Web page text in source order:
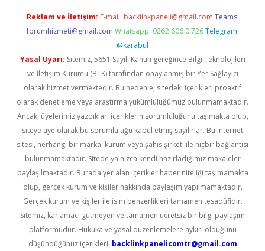
Reklam ve İletişim: E-mail: backlinkpaneli@gmail.com Teams:
forumhizmeti@gmail.com Whatsapp: 0262 606 0 726 Telegram:
@karabul
Yasal Uyarı: Sitemiz, 5651 Sayılı Kanun gereğince Bilgi Teknolojileri
ve İletişim Kurumu (BTK) tarafından onaylanmış bir Yer Sağlayıcı
olarak hizmet vermektedir. Bu nedenle, sitedeki içerikleri proaktif
olarak denetleme veya araştırma yükümlülüğümüz bulunmamaktadır.
Ancak, üyelerimiz yazdıkları içeriklerin sorumluluğunu taşımakta olup,
siteye üye olarak bu sorumluluğu kabul etmiş sayılırlar. Bu internet
sitesi, herhangi bir marka, kurum veya şahıs şirketi ile hiçbir bağlantısı
bulunmamaktadır. Sitede yalnızca kendi hazırladığımız makaleler
paylaşılmaktadır. Burada yer alan içerikler haber niteliği taşımamakta
olup, gerçek kurum ve kişiler hakkında paylaşım yapılmamaktadır.
Gerçek kurum ve kişiler ile isim benzerlikleri tamamen tesadüfidir.
Sitemiz, kar amacı gütmeyen ve tamamen ücretsiz bir bilgi paylaşım
platformudur. Hukuka ve yasal düzenlemelere aykırı olduğunu
düşündüğünüz içerikleri, backlinkpanelicomtr@gmail.com